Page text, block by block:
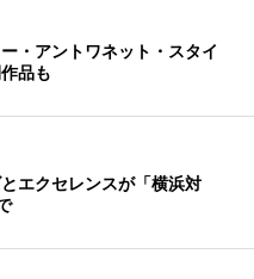
・アントワネット・スタイ
品も
エクセレンスが「横浜対